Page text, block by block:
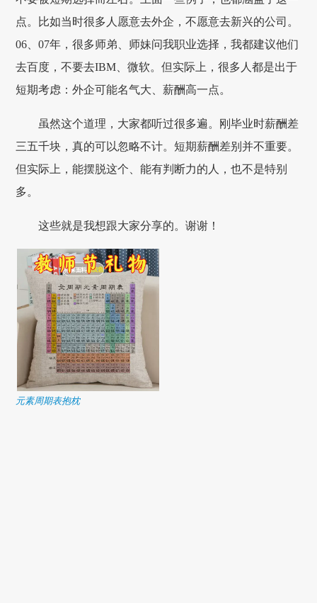
点。比如当时很多人愿意去外企，不愿意去新兴的公司。
06、07年，很多师弟、师妹问我职业选择，我都建议他们
去百度，不要去IBM、微软。但实际上，很多人都是出于
短期考虑：外企可能名气大、薪酬高一点。
虽然这个道理，大家都听过很多遍。刚毕业时薪酬差
三五千块，真的可以忽略不计。短期薪酬差别并不重要。
但实际上，能摆脱这个、能有判断力的人，也不是特别
多。
这些就是我想跟大家分享的。谢谢！
元素周期表抱枕